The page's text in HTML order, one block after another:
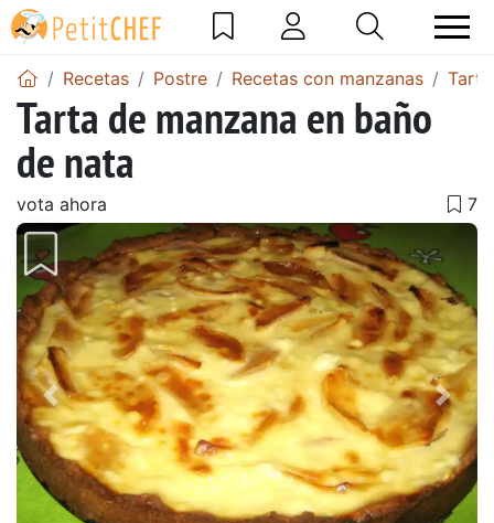
Recetas Postre Recetas con manzanas
Tarta de manzana en baño
de nata
vota ahora
Anterior